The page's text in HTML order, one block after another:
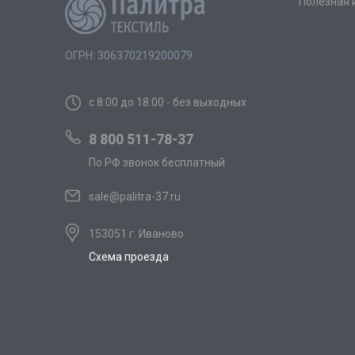
ОГРН: 306370219200079
с 8:00 до 18:00 - без выходных
8 800 511-78-37
По РФ звонок бесплатный
sale@palitra-37.ru
153051 г. Иваново
Схема проезда